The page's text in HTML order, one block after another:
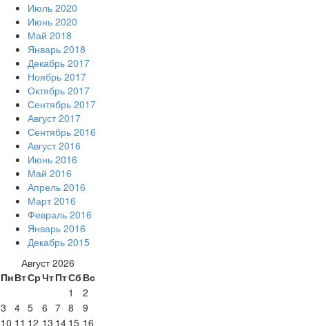
Июль 2020
Июнь 2020
Май 2018
Январь 2018
Декабрь 2017
Ноябрь 2017
Октябрь 2017
Сентябрь 2017
Август 2017
Сентябрь 2016
Август 2016
Июнь 2016
Май 2016
Апрель 2016
Март 2016
Февраль 2016
Январь 2016
Декабрь 2015
Август 2026
ПнВтСрЧтПтСб Вс
1
2
3
4 5 6 7 8
9
10 11 12 13 14 15 16